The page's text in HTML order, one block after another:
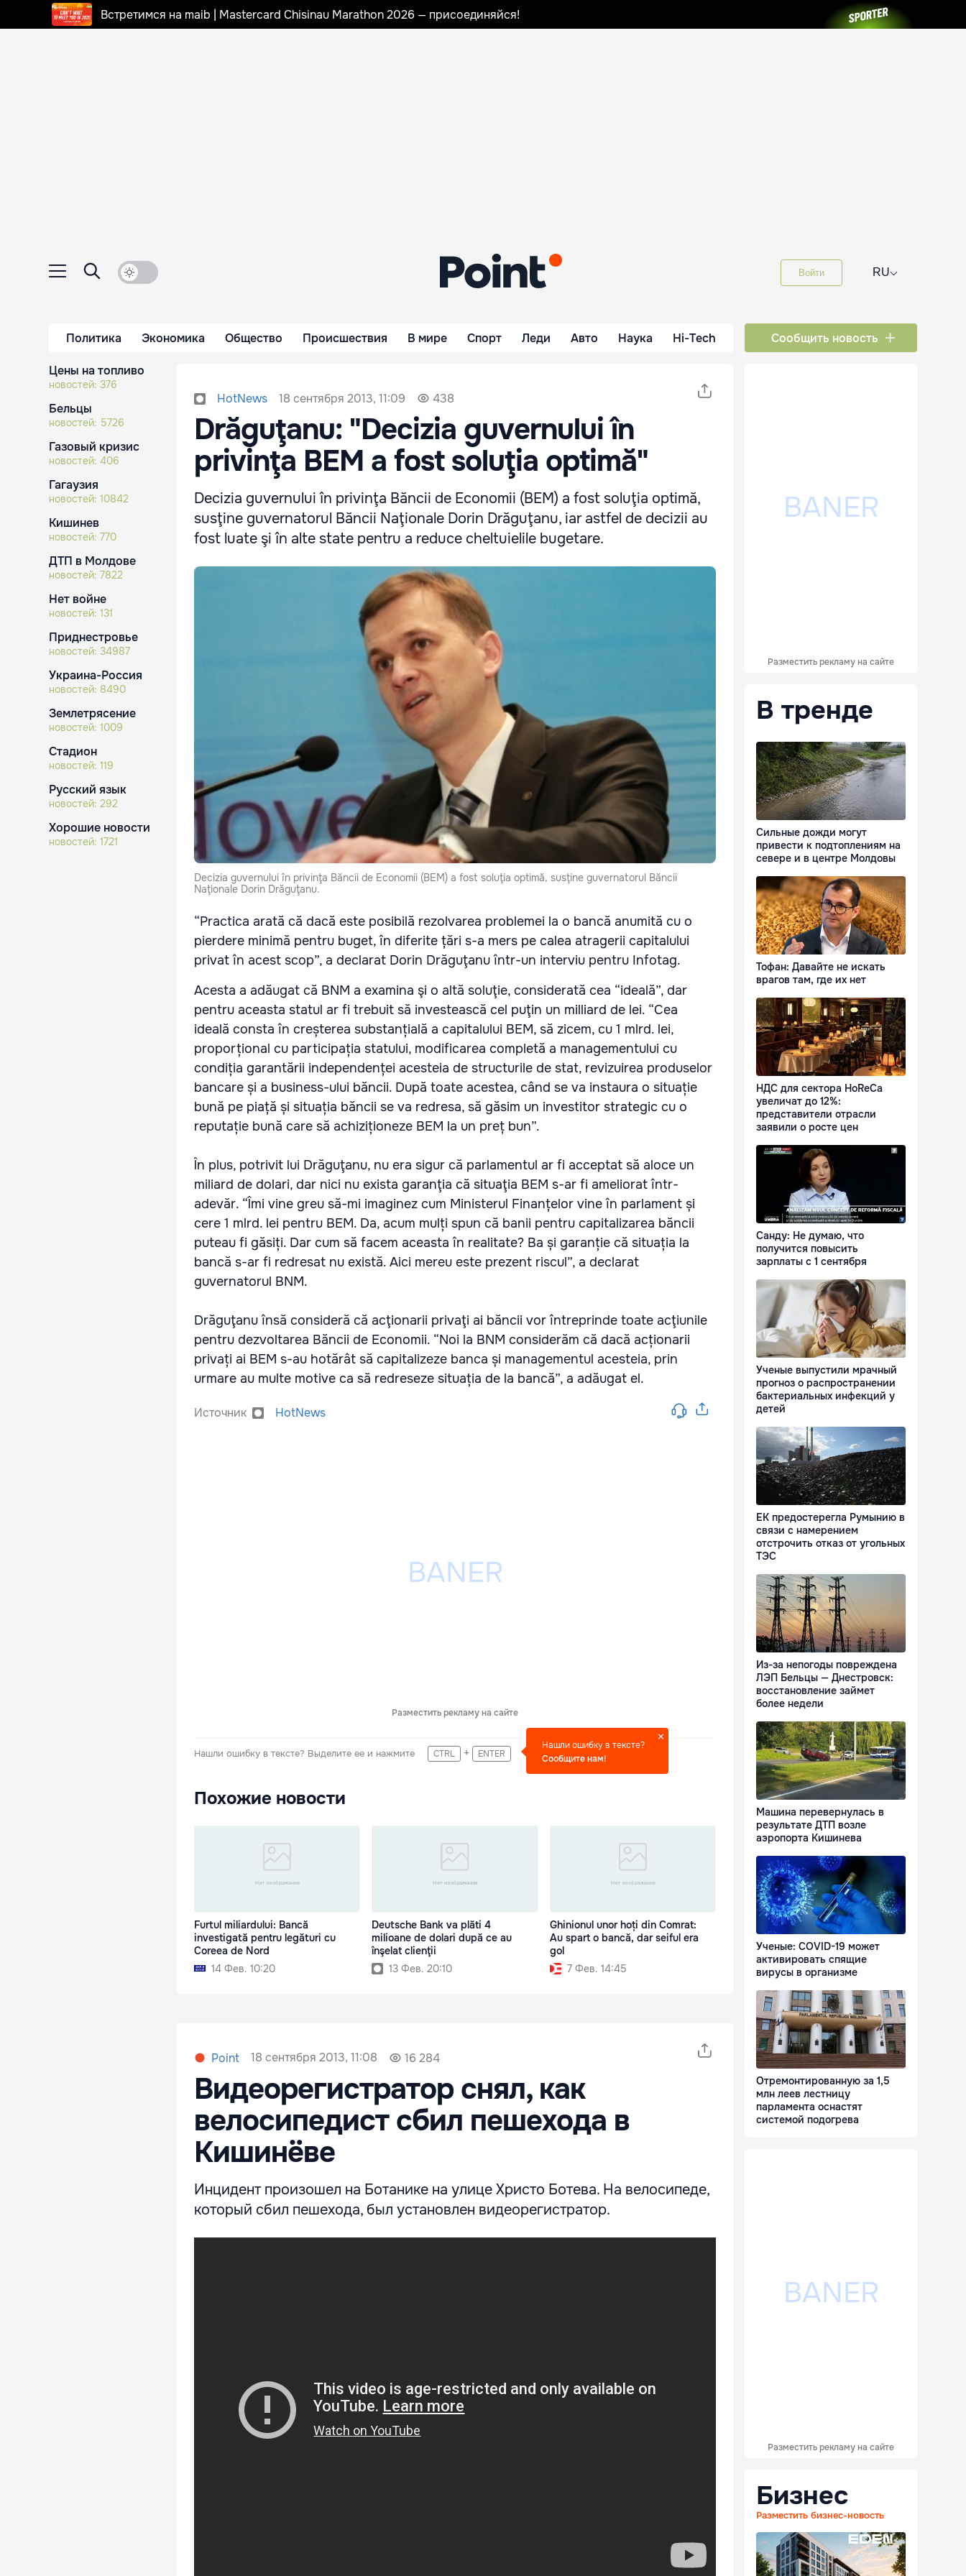
Встретимся на maib | Mastercard Chisinau Marathon 2026 — присоединяйся!
Войти RU⌵
Политика Экономика Общество Происшествия В мире Спорт Леди Авто Наука Hi-Tech Сообщить новость
Цены на топливо
новостей: 376
Бельцы
новостей: 5726
Газовый кризис
новостей: 406
Гагаузия
новостей: 10842
Кишинев
новостей: 770
ДТП в Молдове
новостей: 7822
Нет войне
новостей: 131
Приднестровье
новостей: 34987
Украина-Россия
новостей: 8490
Землетрясение
новостей: 1009
Стадион
новостей: 119
Русский язык
новостей: 292
Хорошие новости
новостей: 1721
HotNews 18 сентября 2013, 11:09 438
Drăguţanu: "Decizia guvernului în
privinţa BEM a fost soluţia optimă"
Decizia guvernului în privinţa Băncii de Economii (BEM) a fost soluţia optimă,
susţine guvernatorul Băncii Naţionale Dorin Drăguţanu, iar astfel de decizii au
fost luate şi în alte state pentru a reduce cheltuielile bugetare.
Decizia guvernului în privinţa Băncii de Economii (BEM) a fost soluţia optimă, susţine guvernatorul Băncii
Naţionale Dorin Drăguţanu.
“Practica arată că dacă este posibilă rezolvarea problemei la o bancă anumită cu o
pierdere minimă pentru buget, în diferite țări s-a mers pe calea atragerii capitalului
privat în acest scop”, a declarat Dorin Drăguţanu într-un interviu pentru Infotag.
Acesta a adăugat că BNM a examina şi o altă soluţie, considerată cea “ideală”, dar
pentru aceasta statul ar fi trebuit să investească cel puţin un milliard de lei. “Cea
ideală consta în creșterea substanțială a capitalului ВЕМ, să zicem, cu 1 mlrd. lei,
proporțional cu participația statului, modificarea completă a managementului cu
condiția garantării independenței acesteia de structurile de stat, revizuirea produselor
bancare și a business-ului băncii. După toate acestea, când se va instaura o situație
bună pe piață și situația băncii se va redresa, să găsim un investitor strategic cu o
reputație bună care să achiziționeze ВЕМ la un preț bun”.
În plus, potrivit lui Drăguţanu, nu era sigur că parlamentul ar fi acceptat să aloce un
miliard de dolari, dar nici nu exista garanţia că situaţia BEM s-ar fi ameliorat într-
adevăr. “Îmi vine greu să-mi imaginez cum Ministerul Finanțelor vine în parlament și
cere 1 mlrd. lei pentru ВЕМ. Da, acum mulți spun că banii pentru capitalizarea băncii
puteau fi găsiți. Dar cum să facem aceasta în realitate? Ba și garanție că situația la
bancă s-ar fi redresat nu există. Aici mereu este prezent riscul”, a declarat
guvernatorul BNM.
Drăguţanu însă consideră că acţionarii privaţi ai băncii vor întreprinde toate acţiunile
pentru dezvoltarea Băncii de Economii. “Noi la BNM considerăm că dacă acționarii
privați ai ВЕМ s-au hotărât să capitalizeze banca și managementul acesteia, prin
urmare au multe motive ca să redreseze situația de la bancă”, a adăugat el.
Источник HotNews
Разместить рекламу на сайте
Нашли ошибку в тексте? Выделите ее и нажмите CTRL + ENTER
Нашли ошибку в тексте?
Сообщите нам!
Похожие новости
Furtul miliardului: Bancă
investigată pentru legături cu
Coreea de Nord
14 Фев. 10:20
Deutsche Bank va plăti 4
milioane de dolari după ce au
înşelat clienţii
13 Фев. 20:10
Ghinionul unor hoți din Comrat:
Au spart o bancă, dar seiful era
gol
7 Фев. 14:45
Point 18 сентября 2013, 11:08 16 284
Видеорегистратор снял, как
велосипедист сбил пешехода в
Кишинёве
Инцидент произошел на Ботанике на улице Христо Ботева. На велосипеде,
который сбил пешехода, был установлен видеорегистратор.
Разместить рекламу на сайте
В тренде
Сильные дожди могут
привести к подтоплениям на
севере и в центре Молдовы
Тофан: Давайте не искать
врагов там, где их нет
НДС для сектора HoReCa
увеличат до 12%:
представители отрасли
заявили о росте цен
Санду: Не думаю, что
получится повысить
зарплаты с 1 сентября
Ученые выпустили мрачный
прогноз о распространении
бактериальных инфекций у
детей
ЕК предостерегла Румынию в
связи с намерением
отстрочить отказ от угольных
ТЭС
Из-за непогоды повреждена
ЛЭП Бельцы — Днестровск:
восстановление займет
более недели
Машина перевернулась в
результате ДТП возле
аэропорта Кишинева
Ученые: COVID-19 может
активировать спящие
вирусы в организме
Отремонтированную за 1,5
млн леев лестницу
парламента оснастят
системой подогрева
Разместить рекламу на сайте
Бизнес
Разместить бизнес-новость